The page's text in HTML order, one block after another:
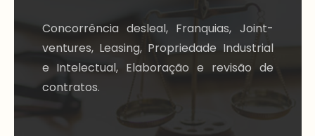
Concorrência desleal, Franquias, Joint-
ventures, Leasing, Propriedade Industrial
e Intelectual, Elaboração e revisão de
contratos.